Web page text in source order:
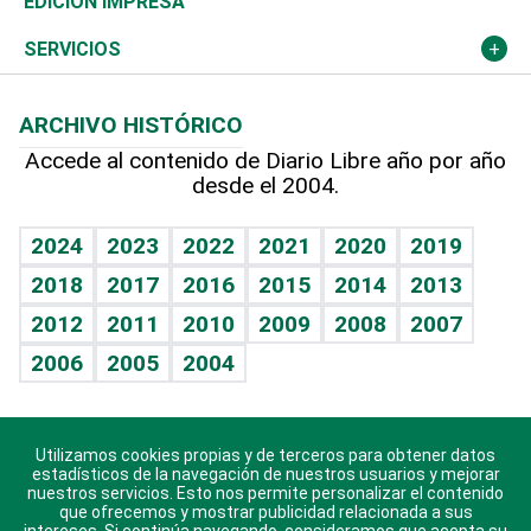
Resto del mundo
Economía personal
Podcast Arte Libre
Hablando con el pediatra
Vida y familia
Eñe
Celebrando la vida
Sin complejos
En pocas palabras
Escuchando al corazón
Economía Personal
Más deportes
Línea de hit
TBT Deportivo
Columnistas
Más firmas
Cambio climático
Opinión
Hecho en casa
Guía del dinero
SERVICIOS
Cumpleaños
Horóscopos
Crucigramas
ARCHIVO HISTÓRICO
Accede al contenido de Diario Libre año por año
desde el 2004.
2024 2023 2022 2021 2020
2019
2018
2017 2016 2015 2014
2013
2012
2011 2010 2009 2008
2007
2006
2005 2004
Descarga nuestras aplicaciones para Android, iOS y
sistema Huawei.
Utilizamos cookies propias y de terceros para obtener datos
estadísticos de la navegación de nuestros usuarios y mejorar
nuestros servicios. Esto nos permite personalizar el contenido
que ofrecemos y mostrar publicidad relacionada a sus